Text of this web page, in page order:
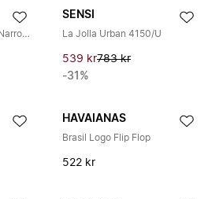
Madrid Big Buckle EVA Narrow Fit
SENSI
La Jolla Urban 4150/U
539 kr783 kr
-31%
HAVAIANAS
Brasil Logo Flip Flop
522 kr